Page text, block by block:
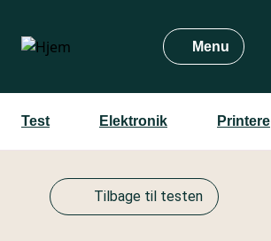
hovedindhold
Menu
Test Elektronik Printere
Tilbage til testen